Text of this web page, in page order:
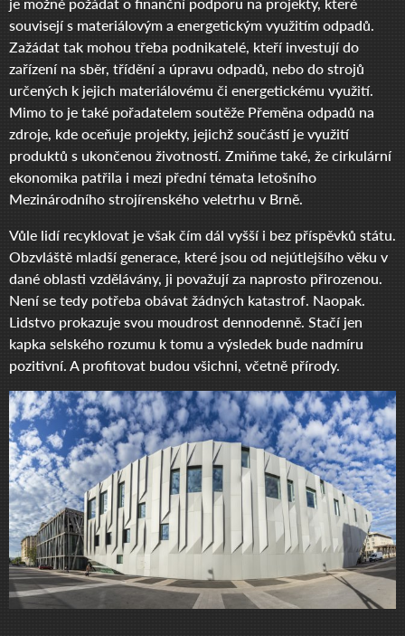
souvisejí s materiálovým a energetickým využitím odpadů.
Zažádat tak mohou třeba podnikatelé, kteří investují do
zařízení na sběr, třídění a úpravu odpadů, nebo do strojů
určených k jejich materiálovému či energetickému využití.
Mimo to je také pořadatelem soutěže Přeměna odpadů na
zdroje, kde oceňuje projekty, jejichž součástí je využití
produktů s ukončenou životností. Zmiňme také, že cirkulární
ekonomika patřila i mezi přední témata letošního
Mezinárodního strojírenského veletrhu v Brně.
Vůle lidí recyklovat je však čím dál vyšší i bez příspěvků státu.
Obzvláště mladší generace, které jsou od nejútlejšího věku v
dané oblasti vzdělávány, ji považují za naprosto přirozenou.
Není se tedy potřeba obávat žádných katastrof. Naopak.
Lidstvo prokazuje svou moudrost dennodenně. Stačí jen
kapka selského rozumu k tomu a výsledek bude nadmíru
pozitivní. A profitovat budou všichni, včetně přírody.